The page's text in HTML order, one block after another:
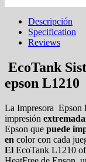
Descripción
Specification
Reviews
EcoTank
epson L1210
La Impresora Epson
impresión
Epson que puede
en color con cada
El EcoTank L1210